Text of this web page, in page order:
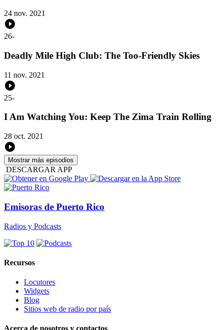
24 nov. 2021
26-
Deadly Mile High Club: The Too-Friendly Skies
11 nov. 2021
25-
I Am Watching You: Keep The Zima Train Rolling
28 oct. 2021
Mostrar más episodios
DESCARGAR APP
Emisoras de Puerto Rico
Radios y Podcasts
Recursos
Locutores
Widgets
Blog
Sitios web de radio por país